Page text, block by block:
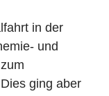
in der
und
ging aber